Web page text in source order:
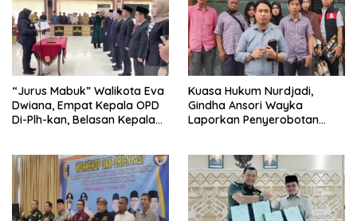
“Jurus Mabuk” Walikota Eva
Dwiana, Empat Kepala OPD
Di-Plh-kan, Belasan Kepala
Kuasa Hukum Nurdjadi,
Gindha Ansori Wayka
Laporkan Penyerobotan